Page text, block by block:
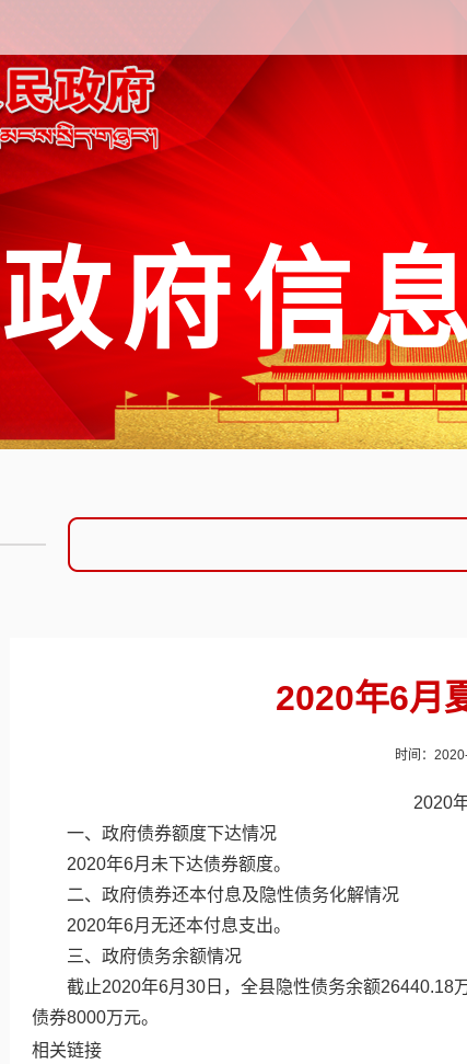
政府信
2020年6月
时间：
2020
一、政府债券额度下达情况
2020年6月未下达债券额度。
二、政府债券还本付息及隐性债务化解情况
2020年6月无还本付息支出。
三、政府债务余额情况
截止2020年6月30日，全县隐性债务余额26440.18
债券8000万元。
相关链接